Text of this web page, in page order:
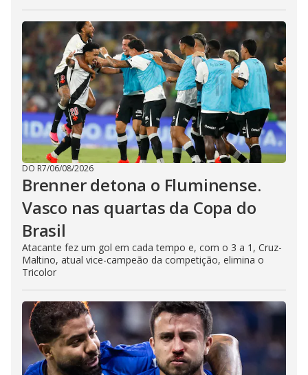
DO R7/06/08/2026
Brenner detona o Fluminense.
Vasco nas quartas da Copa do
Brasil
Atacante fez um gol em cada tempo e, com o 3 a 1, Cruz-
Maltino, atual vice-campeão da competição, elimina o
Tricolor